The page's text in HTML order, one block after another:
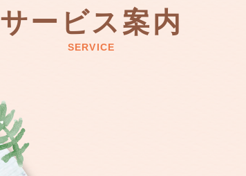
サービス案内
SERVICE